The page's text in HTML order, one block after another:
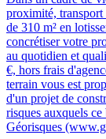
proximité, transport
de 310 m² en
concrétiser votre
au quotidien et
€, hors frais
terrain vous est
d'un projet de
risques auxquels
Géorisques